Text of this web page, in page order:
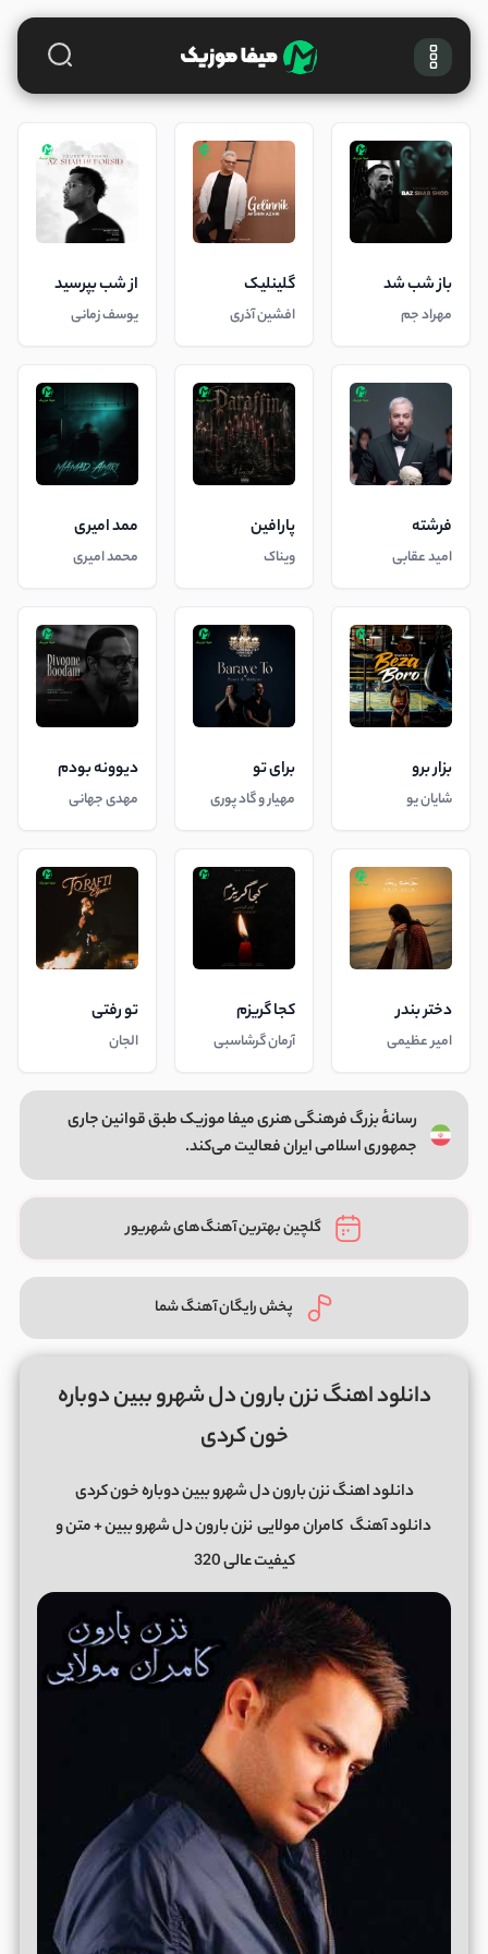
باز شب شد
مهراد جم
گلینلیک
افشین آذری
از شب بپرسید
یوسف زمانی
فرشته
امید عقابی
پارافین
ویناک
ممد امیری
محمد امیری
بزار برو
شایان یو
برای تو
مهیار و گاد پوری
دیوونه بودم
مهدی جهانی
دختر بندر
امیر عظیمی
کجا گریزم
آرمان گرشاسبی
تو رفتی
الجان
رسانهٔ بزرگ فرهنگی هنری میفا موزیک طبق قوانین جاری
جمهوری اسلامی ایران فعالیت می‌کند.
گلچین بهترین آهنگ‌های شهریور
پخش رایگان آهنگ شما
دانلود اهنگ نزن بارون دل شهرو ببین دوباره
خون کردی
دانلود اهنگ نزن بارون دل شهرو ببین دوباره خون کردی
دانلود آهنگ کامران مولایینزن بارون دل شهرو ببین + متن و
کیفیت عالی 320